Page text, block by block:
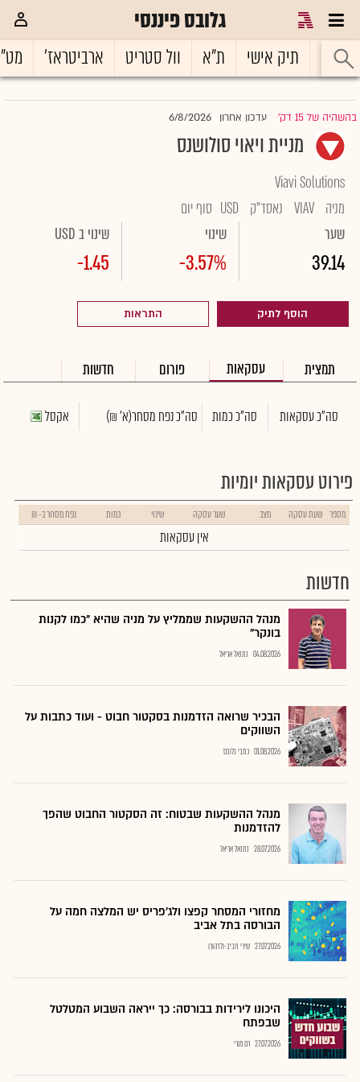
גלובס פיננסי
ראשי תיק אישי ת"א וול סטריט ארביטראז'
בהשהיה של 15 דק' |עדכון אחרון 6/8/2026
מניית ויאוי סולושנס
Viavi Solutions
מניה VIAV נאסד"ק USD סוף יום
שער
39.14
שינוי
-3.57%
שינוי ב USD
-1.45
הוסף לתיק התראות
תמצית עסקאות פורום חדשות
סה"כ עסקאות סה"כ כמות סה"כ נפח מסחר(א' ₪) אקסל
פירוט עסקאות יומיות
מספר שעת עסקה מצב שער עסקה שינוי כמות נפח מסחר ב- ₪
אין עסקאות
חדשות
מנהל ההשקעות שממליץ על מניה שהיא "כמו לקנות
בונקר"
04.08.2026 נתנאל אריאל
הבכיר שרואה הזדמנות בסקטור חבוט - ועוד כתבות על
השווקים
01.08.2026 כתבי גלובס
מנהל ההשקעות שבטוח: זה הסקטור החבוט שהפך
להזדמנות
28.07.2026 נתנאל אריאל
מחזורי המסחר קפצו ולג'פריס יש המלצה חמה על
הבורסה בתל אביב
27.07.2026 שירי חביב-ולדהורן
היכונו לירידות בבורסה: כך ייראה השבוע המטלטל
שבפתח
27.07.2026 רם מורי